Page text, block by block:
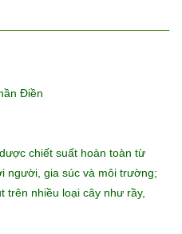
Điền
chiết suất hoàn toàn từ
người, gia súc và môi trường;
trên nhiều loại cây như rầy,